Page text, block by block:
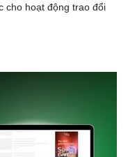
cho hoạt động trao đổi